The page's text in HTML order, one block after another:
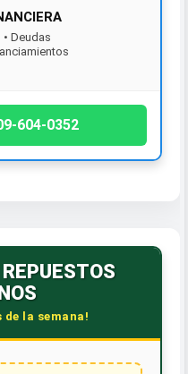
Deudas
hoy!
604-0352
de la semana!